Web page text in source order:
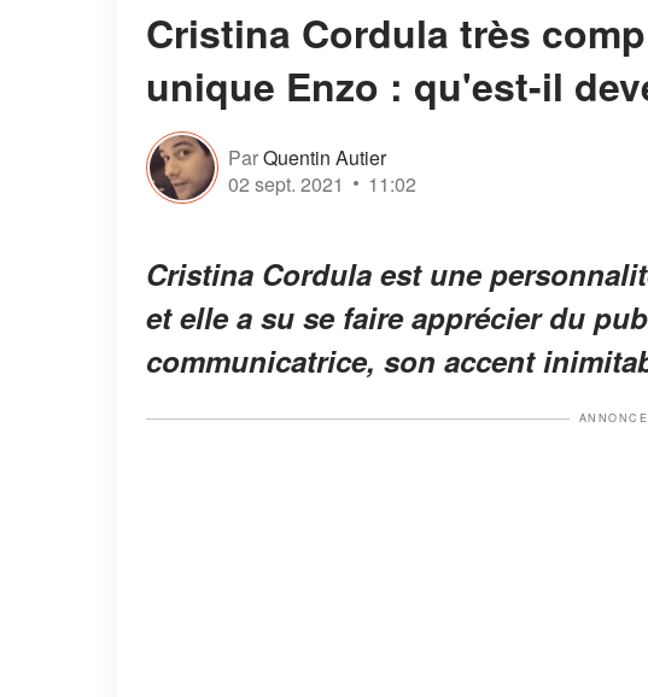
Cristina Cordula très
unique Enzo : qu'est-il
ParQuentin Autier
02 sept. 2021
11:02
Cristina Cordula est une
et elle a su se faire apprécier du
communicatrice, son accent